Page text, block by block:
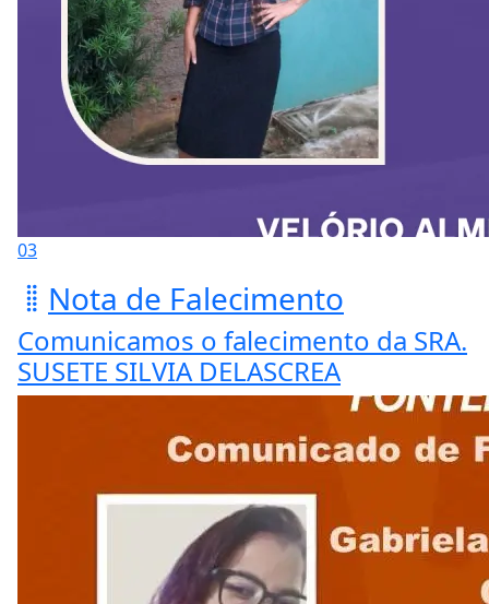
03
Nota de Falecimento
Comunicamos o falecimento da SRA.
SUSETE SILVIA DELASCREA